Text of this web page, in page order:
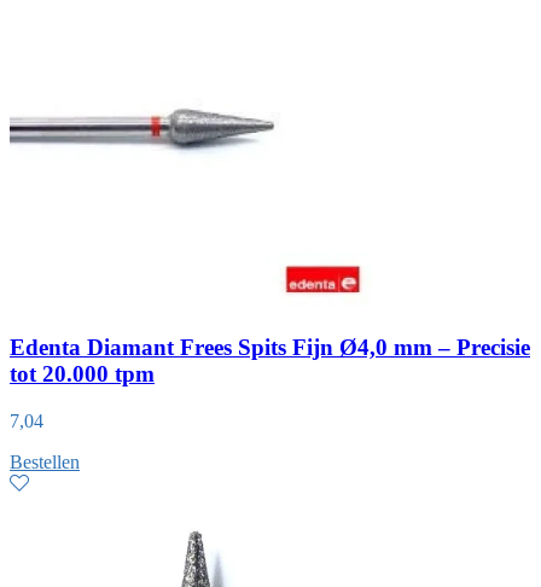
Edenta Diamant Frees Spits Fijn Ø4,0 mm – Precisie
tot 20.000 tpm
7,04
Bestellen